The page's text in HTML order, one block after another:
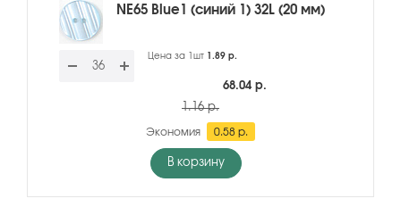
NE65 Blue1 (синий 1) 32L (20 мм)
Цена за 1шт 1.89 р.
68.04 р.
1.16 р.
Экономия 0.58 р.
В корзину